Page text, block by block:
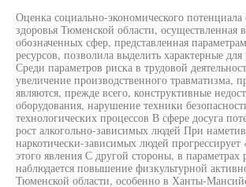
Оценка социально-экономического
здоровья Тюменской области, осуществленная
обозначенных сфер, представленная
ресурсов, позволила выделить характерные
Среди параметров риска в трудовой
увеличение производственного травматизма,
являются, прежде всего, конструктивные
оборудования, нарушение техники
технологических процессов В сфере досуга
рост алкогольно-зависимых людей При
наркотически-зависимых людей
этого явления С другой стороны, в параметрах
наблюдается повышение физкультурной
Тюменской области, особенно в Ханты-